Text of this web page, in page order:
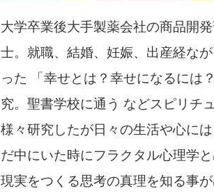
大学卒業後大手製薬会社の商品開
士。就職、結婚、妊娠、出産経な
った 「幸せとは？幸せになるには
究。聖書学校に通う などスピリチ
様々研究したが日々の生活や心に
だ中にいた時にフラクタル心理学
現実をつくる思考の真理を知る事